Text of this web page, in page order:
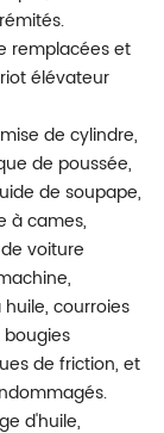
remplacées et
élévateur
de cylindre,
de poussée,
de soupape,
à cames,
voiture
courroies
de friction, et
d'huile,